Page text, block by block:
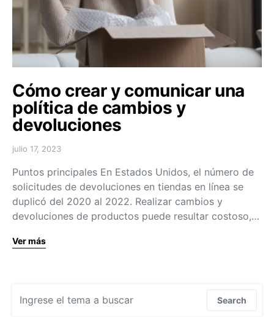
Cómo crear y comunicar una
política de cambios y
devoluciones
julio 17, 2023
Puntos principales En Estados Unidos, el número de
solicitudes de devoluciones en tiendas en línea se
duplicó del 2020 al 2022. Realizar cambios y
devoluciones de productos puede resultar costoso,…
Ver más
Search